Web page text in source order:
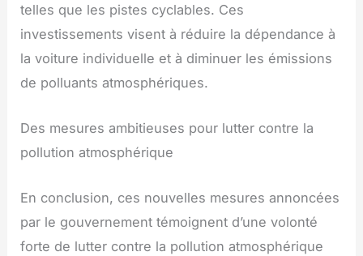
telles que les pistes cyclables. Ces
investissements visent à réduire la dépendance à
la voiture individuelle et à diminuer les émissions
de polluants atmosphériques.
Des mesures ambitieuses pour lutter contre la
pollution atmosphérique
En conclusion, ces nouvelles mesures annoncées
par le gouvernement témoignent d’une volonté
forte de lutter contre la pollution atmosphérique